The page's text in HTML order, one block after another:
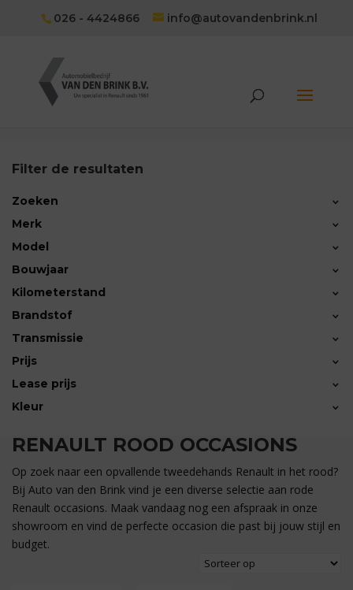
026 - 4424866 info@autovandenbrink.nl
Filter de resultaten
Zoeken
Merk
Renault
Model
Captur (2)
Mégane Estate
Twingo (1)
Bouwjaar
Kilometerstand
62.617KM — 143.094KM
Brandstof
Benzine (4)
Transmissie
Prijs
€7.250 — €12.950
Lease prijs
€0
Kleur
RENAULT ROOD OCCASIONS
Op zoek naar een opvallende tweedehands Renault in het rood?
Bij Auto van den Brink vind je een diverse selectie aan rode
Renault occasions. Maak vandaag nog een afspraak in onze
showroom en vind de perfecte occasion die past bij jouw stijl en
budget.